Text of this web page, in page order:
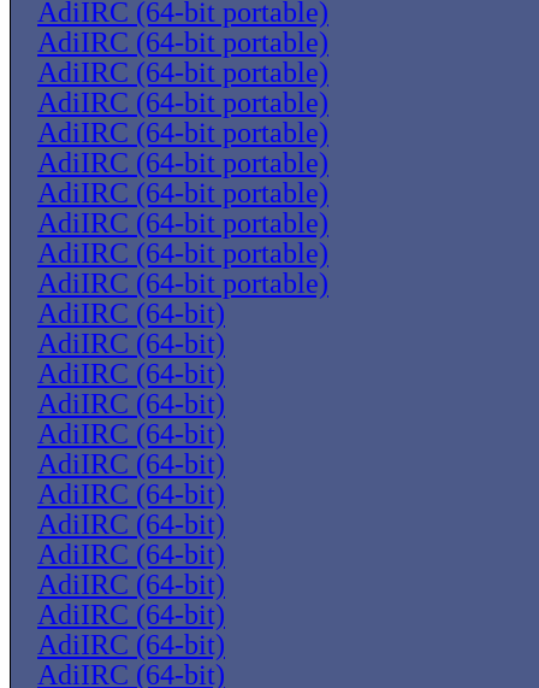
AdiIRC (64-bit portable)
AdiIRC (64-bit portable)
AdiIRC (64-bit portable)
AdiIRC (64-bit portable)
AdiIRC (64-bit portable)
AdiIRC (64-bit portable)
AdiIRC (64-bit portable)
AdiIRC (64-bit portable)
AdiIRC (64-bit portable)
AdiIRC (64-bit portable)
AdiIRC (64-bit)
AdiIRC (64-bit)
AdiIRC (64-bit)
AdiIRC (64-bit)
AdiIRC (64-bit)
AdiIRC (64-bit)
AdiIRC (64-bit)
AdiIRC (64-bit)
AdiIRC (64-bit)
AdiIRC (64-bit)
AdiIRC (64-bit)
AdiIRC (64-bit)
AdiIRC (64-bit)